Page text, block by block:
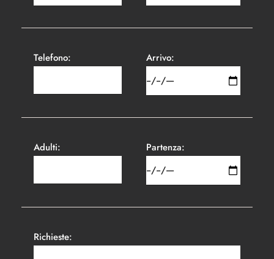
Telefono: Arrivo:
Adulti: Partenza:
Richieste: